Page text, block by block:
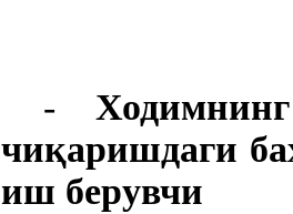
-
чиқаришдаги
иш берувчи